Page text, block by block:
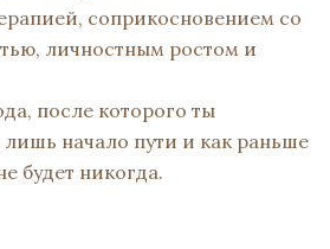
соприкосновением со
личностным ростом и
после которого ты
начало пути и как раньше
будет никогда.